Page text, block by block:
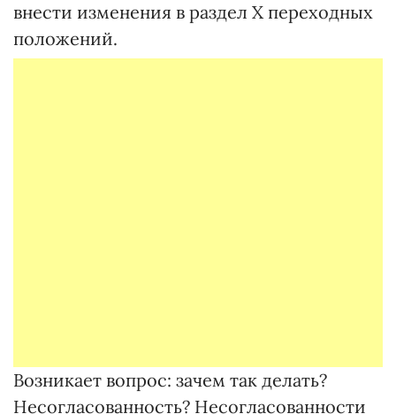
внести изменения в раздел X переходных
положений.
Возникает вопрос: зачем так делать?
Несогласованность? Несогласованности